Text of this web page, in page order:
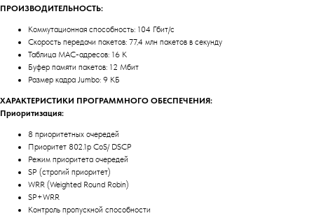
ПРОИЗВОДИТЕЛЬНОСТЬ:
Коммутационная способность: 104 Гбит/с
Скорость передачи пакетов: 77,4 млн пакетов в секунду
Таблица МАС-адресов: 16 K
Буфер памяти пакетов: 12 Мбит
Размер кадра Jumbo: 9 КБ
ХАРАКТЕРИСТИКИ ПРОГРАММНОГО ОБЕСПЕЧЕНИЯ:
Приоритизация:
8 приоритетных очередей
Приоритет 802.1p CoS/ DSCP
Режим приоритета очередей
SP (строгий приоритет)
WRR (Weighted Round Robin)
SP+WRR
Контроль пропускной способности